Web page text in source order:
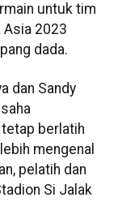
untuk tim
Asia 2023
dada.
dan Sandy
berlatih
mengenal
pelatih dan
Si Jalak